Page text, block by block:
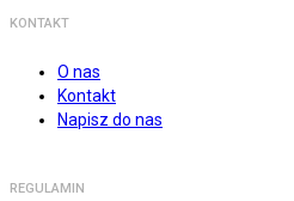
KONTAKT
O nas
Kontakt
Napisz do nas
REGULAMIN